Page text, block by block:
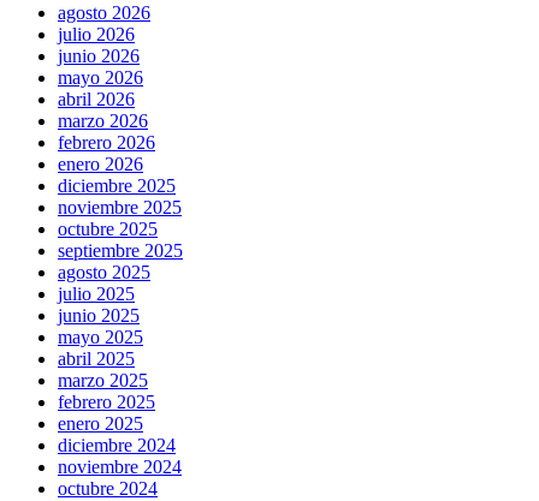
agosto 2026
julio 2026
junio 2026
mayo 2026
abril 2026
marzo 2026
febrero 2026
enero 2026
diciembre 2025
noviembre 2025
octubre 2025
septiembre 2025
agosto 2025
julio 2025
junio 2025
mayo 2025
abril 2025
marzo 2025
febrero 2025
enero 2025
diciembre 2024
noviembre 2024
octubre 2024